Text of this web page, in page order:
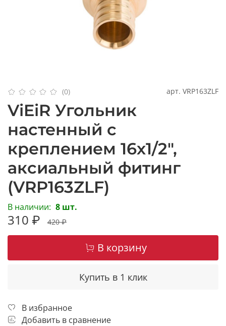
(0) арт. VRP163ZLF
ViEiR Угольник
настенный с
креплением 16х1/2",
аксиальный фитинг
(VRP163ZLF)
В наличии: 8 шт.
310 ₽ 420 ₽
В корзину
Купить в 1 клик
В избранное
Добавить в сравнение